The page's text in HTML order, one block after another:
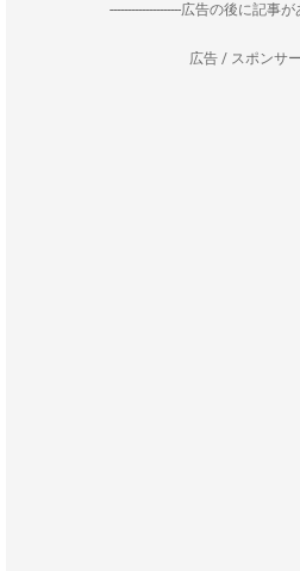
--------------------広告の後に記事が
広告 / スポンサ